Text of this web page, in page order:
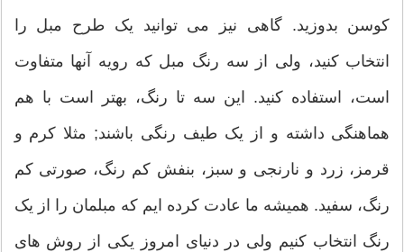
کوسن بدوزید. گاهی نیز می توانید یک طرح مبل را
انتخاب کنید، ولی از سه رنگ مبل که رویه آنها متفاوت
است، استفاده کنید. این سه تا رنگ، بهتر است با هم
هماهنگی داشته و از یک طیف رنگی باشند; مثلا کرم و
قرمز، زرد و نارنجی و سبز، بنفش کم رنگ، صورتی کم
رنگ، سفید. همیشه ما عادت کرده ایم که مبلمان را از یک
رنگ انتخاب کنیم ولی در دنیای امروز یکی از روش های